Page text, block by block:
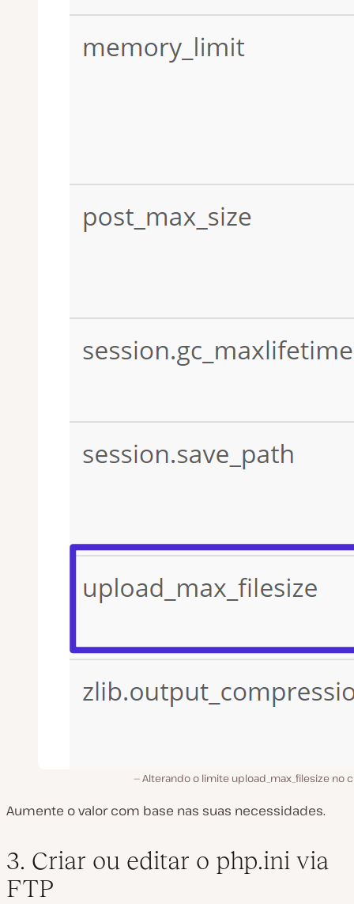
Alterando o limite upload_max_filesize no
Aumente o valor com base nas suas necessidades.
3. Criar ou editar o php.ini via
FTP